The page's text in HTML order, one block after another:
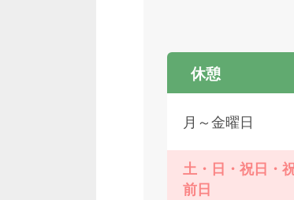
休憩
月～金曜日
土・日・祝日・
前日